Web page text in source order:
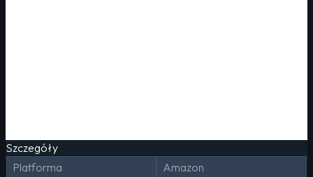
Szczegóły
Platforma
Amazon